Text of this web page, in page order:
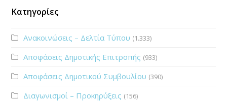
Κατηγορίες
Ανακοινώσεις – Δελτία Τύπου (1.333)
Αποφάσεις Δημοτικής Επιτροπής (933)
Αποφάσεις Δημοτικού Συμβουλίου (390)
Διαγωνισμοί – Προκηρύξεις (156)